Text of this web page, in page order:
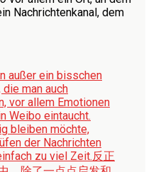
Nachrichtenkanal, dem
außer ein bisschen
man auch
vor allem Emotionen
Weibo eintaucht.
bleiben möchte,
der Nachrichten
zu viel Zeit.反正